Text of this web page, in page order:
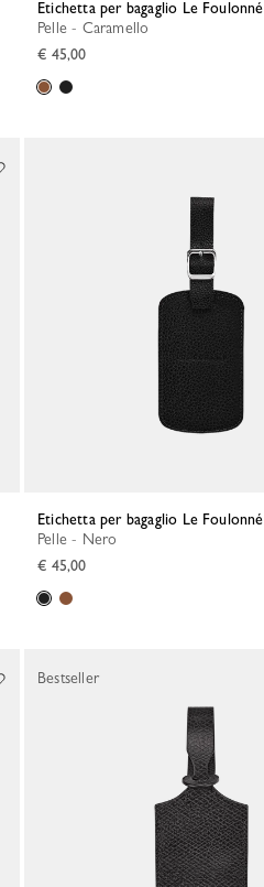
Etichetta per bagaglio Le Foulonné
Pelle - Caramello
€ 45,00
Etichetta per bagaglio Le Foulonné
Pelle - Nero
€ 45,00
Bestseller